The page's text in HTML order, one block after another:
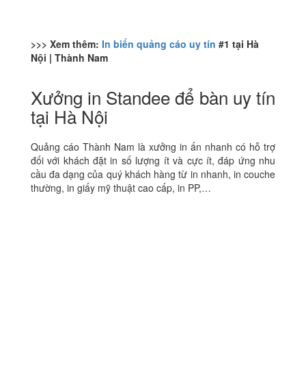
>>> Xem thêm: In biển quảng cáo uy tín #1 tại Hà
Nội | Thành Nam
Xưởng in Standee để bàn uy tín
tại Hà Nội
Quảng cáo Thành Nam là xưởng in ấn nhanh có hỗ trợ
đối với khách đặt in số lượng ít và cực ít, đáp ứng nhu
cầu đa dạng của quý khách hàng từ in nhanh, in couche
thường, in giấy mỹ thuật cao cấp, in PP,…